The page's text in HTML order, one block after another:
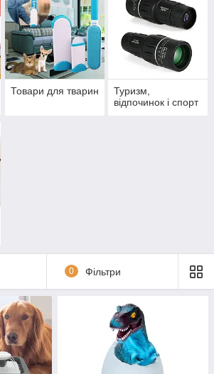
Товари для тварин
Туризм,
відпочинок і спорт
0 Фільтри